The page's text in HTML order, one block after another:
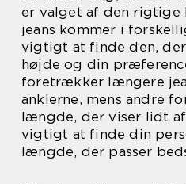
er valget af den rigtige
jeans kommer i
vigtigt at finde den,
højde og din
foretrækker længere
anklerne, mens andre
længde, der viser lidt af
vigtigt at finde din
længde, der passer